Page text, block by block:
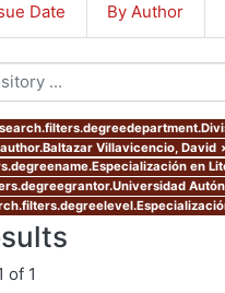
Date By Author
Villavicencio, David
en
of 1